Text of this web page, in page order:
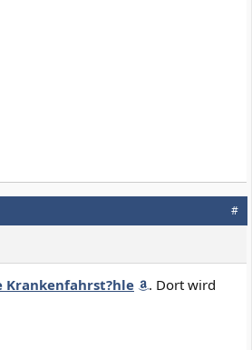
#
Krankenfahrst?hle
. Dort wird